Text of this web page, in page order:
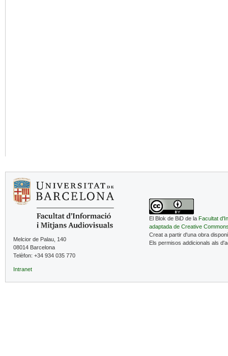
Melcior de Palau, 140
08014 Barcelona
Telèfon: +34 934 035 770
Intranet
El Blok de BiD de la Facultat
adaptada de Creative
Creat a partir d'una obra
Els permisos addicionals als